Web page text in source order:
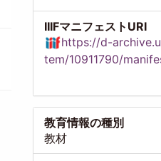
IIIFマニフェストURI
https://d-
tem/10911790/
教育情報の種別
教材